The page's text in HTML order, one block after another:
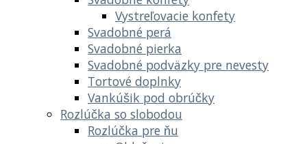
Vystreľovacie konfety
Svadobné perá
Svadobné pierka
Svadobné podväzky pre nevesty
Tortové doplnky
Vankúšik pod obrúčky
Rozlúčka so slobodou
Rozlúčka pre ňu